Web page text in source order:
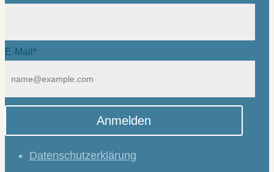
E-Mail*
Anmelden
Datenschutzerklärung